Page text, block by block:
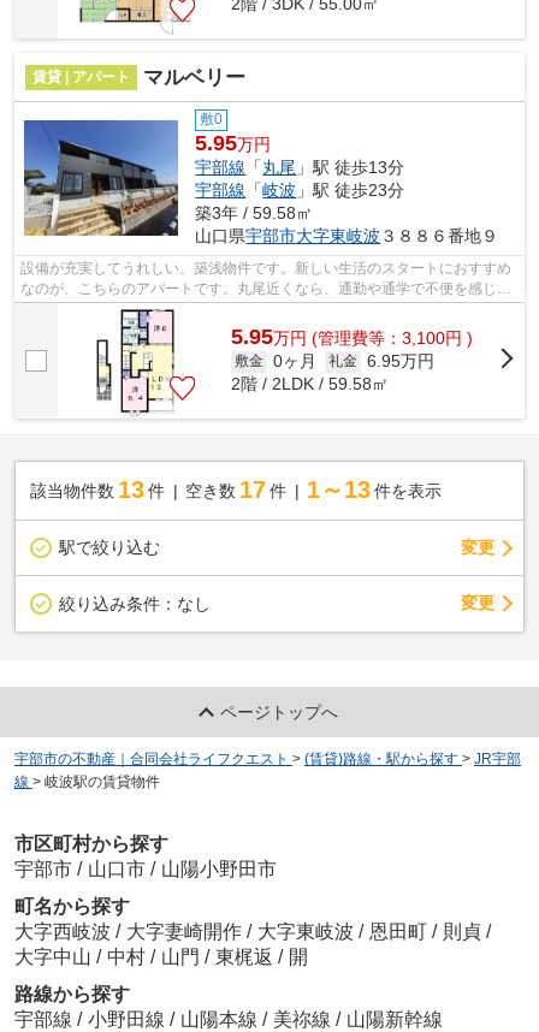
2階 / 3DK / 55.00㎡
賃貸 | アパート マルベリー
敷0
5.95万円
宇部線 「丸尾 」駅 徒歩13分
宇部線 「岐波 」駅 徒歩23分
築3年 / 59.58㎡
山口県宇部市大字東岐波 ３８８６番地９
設備が充実してうれしい、築浅物件です。新しい生活のスタートにおすすめ
なのが、こちらのアパートです。丸尾近くなら、通勤や通学で不便を感じる
ことも少ないでしょう。色々とご不明...
5.95万円 (管理費等：3,100円 )
敷金 0ヶ月 礼金 6.95万円
2階 / 2LDK / 59.58㎡
該当物件数 13件 空き数 17 件 1～13 件を表示
駅で絞り込む 変更
絞り込み条件： なし 変更
ページトップへ
宇部市の不動産｜合同会社ライフクエスト > (賃貸)路線・駅から探す > JR宇部
線 > 岐波駅の賃貸物件
市区町村から探す
宇部市 / 山口市 / 山陽小野田市
町名から探す
大字西岐波 / 大字妻崎開作 / 大字東岐波 / 恩田町 / 則貞 /
大字中山 / 中村 / 山門 / 東梶返 / 開
路線から探す
宇部線 / 小野田線 / 山陽本線 / 美祢線 / 山陽新幹線